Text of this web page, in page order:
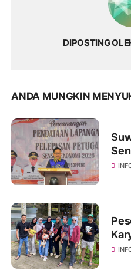
DIPOSTING
ANDA MUNGKIN